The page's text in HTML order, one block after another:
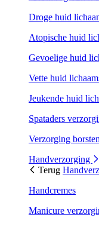
Droge huid
Atopische huid
Gevoelige huid
Vette huid
Jeukende huid
Spataders
Verzorging borsten
Handverzorging
Terug
Handcremes
Manicure